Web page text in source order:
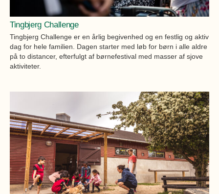
Fælleslokaler
Dokumenter
Øvrige
Tingbjerg Challenge
Tingbjerg Challenge er en årlig begivenhed og en festlig og aktiv
dag for hele familien. Dagen starter med løb for børn i alle aldre
på to distancer, efterfulgt af børnefestival med masser af sjove
aktiviteter.